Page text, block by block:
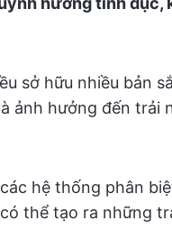
sở hữu nhiều bản
ảnh hưởng đến trải
hệ thống phân
thể tạo ra những